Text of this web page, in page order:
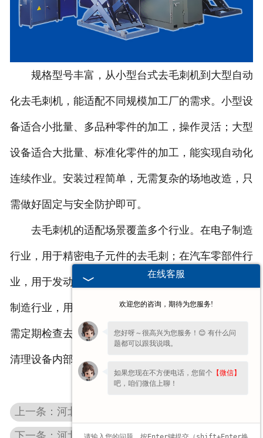
规格型号丰富，从小型台式去毛刺机到大型自动
化去毛刺机，能适配不同规模加工厂的需求。小型设
备适合小批量、多品种零件的加工，操作灵活；大型
设备适合大批量、标准化零件的加工，能实现自动化
连续作业。安装过程简单，无需复杂的场地改造，只
需做好固定与安全防护即可。
去毛刺机的适配场景覆盖多个行业。在电子制造
行业，用于精密电子元件的去毛刺；在汽车零部件行
业，用于发动机缸体、齿轮等零件的去毛刺；在五金
制造行业，用于各类五金配件的去毛刺。日常维护只
需定期检查去毛刺工具的磨损情况，及时更换配件，
清理设备内部的碎屑，就能保持稳定的去毛刺效果。
下一条：河北硅钢片去毛刺机适配电机铁芯加工的特殊需求
在线客服
欢迎您的咨询，期待为您服务!
您好呀～很高兴为您服务！😊 有什么问
题都可以跟我说哦。
如果您现在不方便电话，您留个 【微信】
吧，咱们微信上聊！